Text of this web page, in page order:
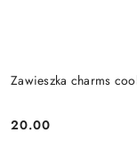
Zawieszka charms
Cena:
20.00